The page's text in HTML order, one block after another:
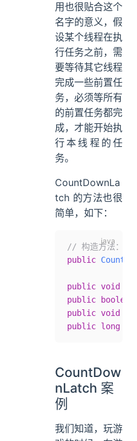
用也很贴合这个
名字的意义，假
设某个线程在执
行任务之前，需
要等待其它线程
完成一些前置任
务，必须等所有
的前置任务都完
成，才能开始执
行本线程的任
务。
CountDownLa
tch 的方法也很
简单，如下：
// 构造方法：
public
public void
public boolean
public void
public long
CountDow
nLatch 案
例
我们知道，玩游